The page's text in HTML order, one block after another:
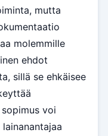
mutta
molemmille
ehdot
sillä se ehkäisee
voi